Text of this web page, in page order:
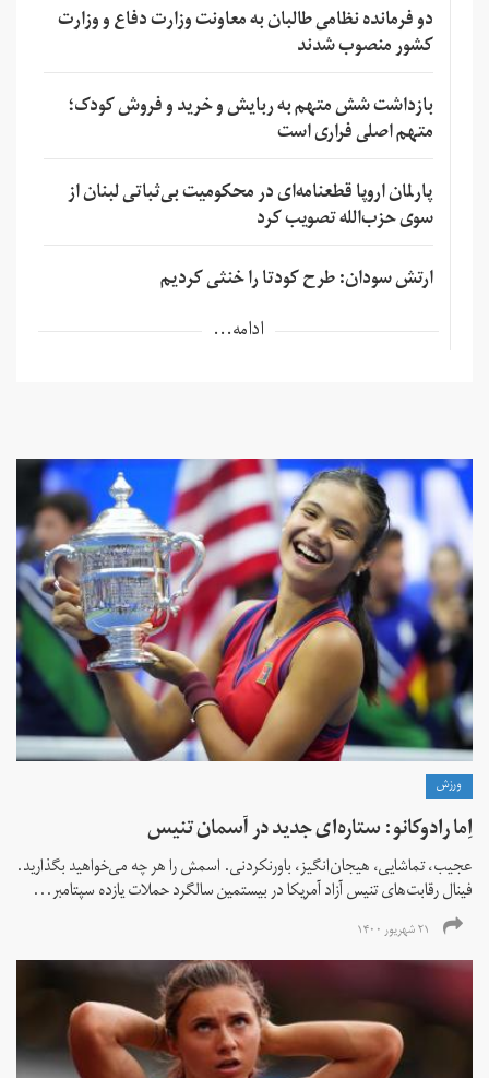
دو فرمانده نظامی طالبان به معاونت وزارت دفاع و وزارت
کشور منصوب شدند
بازداشت شش متهم به ربایش و خرید و فروش کودک؛
متهم اصلی فراری است
پارلمان اروپا قطعنامه‌ای در محکومیت بی‌ثباتی لبنان از
سوی حزب‌الله تصویب کرد
ارتش سودان: طرح کودتا را خنثی کردیم
ادامه...
ورزش
اِما رادوکانو: ستاره‌ای جدید در آسمان تنیس
عجیب، تماشایی، هیجان‌انگیز، باورنکردنی. اسمش را هر چه می‌خواهید بگذارید.
فینال رقابت‌های تنیس آزاد آمریکا در بیستمین سالگرد حملات یازده سپتامبر...
۲۱ شهریور ۱۴۰۰